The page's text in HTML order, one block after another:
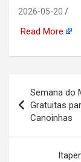
2026-05-20
Read More
de
Post
Semana do
Gratuitas
Canoinhas